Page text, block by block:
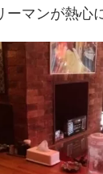
マンが熱心